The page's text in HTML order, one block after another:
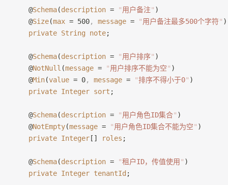
    @
Schema(description = "用户备注" )
    @
Size(max = 500, message = "用户备注最多500个字符" )
    private
String note;
    @
Schema(description = "用户排序" )
    @
NotNull (message = "用户排序不能为空" )
    @
Min(value = 0, message = "排序不得小于0" )
    private
Integer sort ;
    @
Schema(description = "用户角色ID集合" )
    @
NotEmpty(message = "用户角色ID集合不能为空" )
    private
Integer [] roles ;
    @
Schema(description = "租户ID，传值使用 " )
    private
Integer tenantId ;